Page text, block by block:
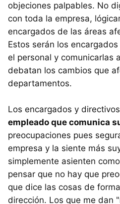
objeciones palpables. No
con toda la empresa,
encargados de las áreas
Estos serán los
el personal y comunicarlas
debatan los cambios que
departamentos.
Los encargados y
empleado que comunica
preocupaciones pues
empresa y la siente más
simplemente asienten
pensar que no hay que
que dice las cosas de
dirección. Los que me dan